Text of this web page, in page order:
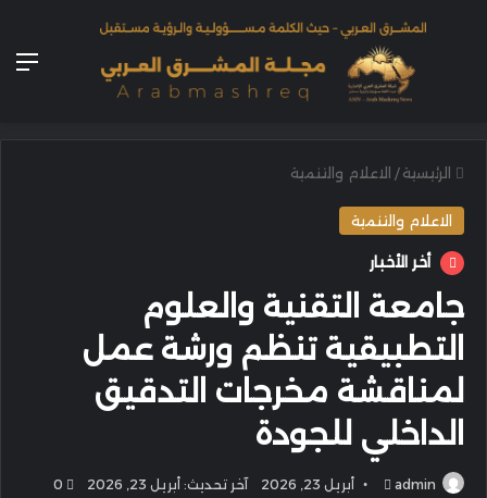
الرئيسية / الاعلام والتنمية
الاعلام والتنمية
أخر الأخبار
جامعة التقنية والعلوم
التطبيقية تنظم ورشة عمل
لمناقشة مخرجات التدقيق
الداخلي للجودة
admin
أرسل أبريل 23, 2026 آخر تحديث: أبريل 23, 2026 0